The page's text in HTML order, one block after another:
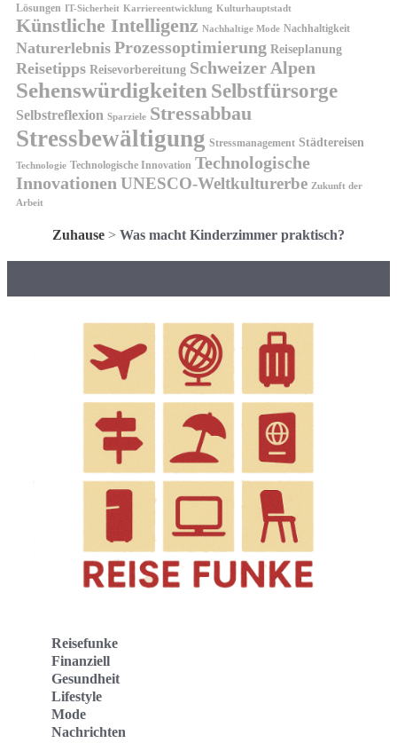
Lösungen IT-Sicherheit Karriereentwicklung Kulturhauptstadt
Künstliche Intelligenz Nachhaltige Mode Nachhaltigkeit
Naturerlebnis Prozessoptimierung Reiseplanung
Reisetipps Reisevorbereitung Schweizer Alpen
Sehenswürdigkeiten Selbstfürsorge
Selbstreflexion Sparziele Stressabbau
Stressbewältigung Stressmanagement Städtereisen
Technologie Technologische Innovation Technologische
Innovationen UNESCO-Weltkulturerbe Zukunft der
Arbeit
Zuhause > Was macht Kinderzimmer praktisch?
Reisefunke
Finanziell
Gesundheit
Lifestyle
Mode
Nachrichten